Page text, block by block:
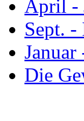
April -
Sept. -
Die